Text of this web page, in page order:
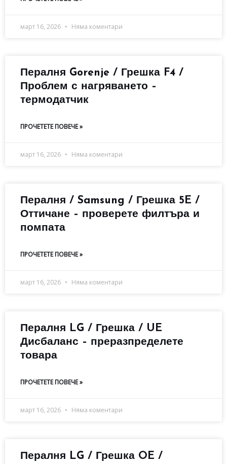
март 16, 2026 Няма коментари
Пералня Gorenje / Грешка F4 /
Проблем с нагряването –
термодатчик
ПРОЧЕТЕТЕ ПОВЕЧЕ »
март 16, 2026 Няма коментари
Пералня / Samsung / Грешка 5E /
Оттичане – проверете филтъра и
помпата
ПРОЧЕТЕТЕ ПОВЕЧЕ »
март 16, 2026 Няма коментари
Пералня LG / Грешка / UE
Дисбаланс – преразпределете
товара
ПРОЧЕТЕТЕ ПОВЕЧЕ »
март 16, 2026 Няма коментари
Пералня LG / Грешка OE /